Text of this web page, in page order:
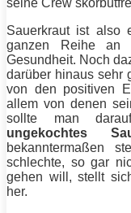
seine Crew
Sauerkraut ist also
ganzen Reihe an
Gesundheit. Noch
darüber hinaus sehr
von den positiven
allem von denen
sollte man
ungekochtes
bekanntermaßen
schlechte, so gar
gehen will, stellt
her.